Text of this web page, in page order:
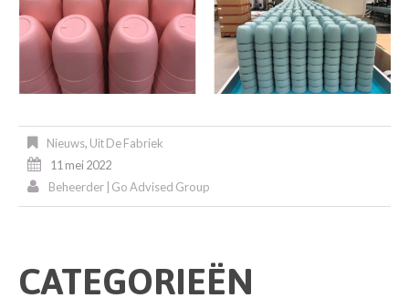
Nieuws, Uit De Fabriek
11 mei 2022
Beheerder | Go Advised Group
CATEGORIEËN